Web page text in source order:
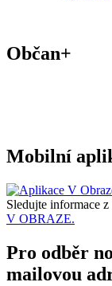
Občan+
Mobilní
Sledujte informace
V OBRAZE.
Pro odběr
mailovou